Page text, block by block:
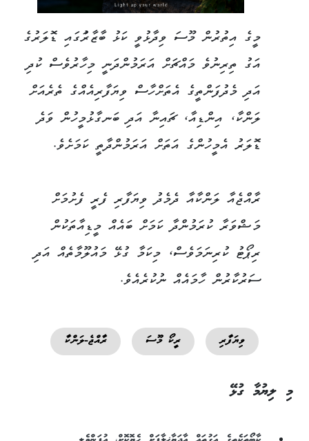
މީގެ އިތުރުން މޫސަ ވިދާޅުވީ ކަޅު ބާޒާރުަގައި ޑޮލަރުގެ
އަގު ތިރިނުވެ މައްޗަށް އަރަމުންދަނީ މިހާރުވެސް ކުދި
އަދި މެދުފަންތީގެ އެތަށްހާސް ވިޔަފާރިއެއްގެ ތެރެއަށް
ލަންކާ، އިންޑިއާ، ޗައިނާ އަދި ބަނގާޅުމީހުން ވަދެ
ޑޮލަރު އެމީހުންގެ އަތަށް އަރަމުންދާތީ ކަމަށެވެ.
ރާއްޖެއާ ލަންކާއާ ދެމެދު ވިޔަފާރި ފެރީ ފެށުމަށް
މަޝްވަރާ ކުރަމުންދާ ކަމަށް ބައެއް މީޑިއާތަކުން
ރިޕޯޓު ކުރިނަމަވެސް، މިކަމާ ގުޅޭ މައުލޫމާތެއް އަދި
ސަރުކާރުން ހާމައެއް ނުކުރެއެވެ.
ވިޔަފާރި ރީކޯ މޫސަ ރާއްޖެ-ލަންކާ
މި ލިޔުމާ ގުޅޭ